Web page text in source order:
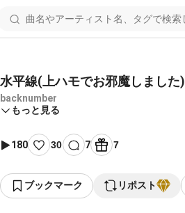
水平線(上ハモでお邪魔しました)
backnumber
もっと見る
180 30 7 7
ブックマーク リポスト